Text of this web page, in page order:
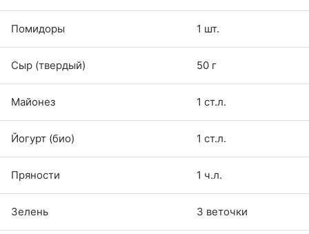
Помидоры 1 шт.
Сыр (твердый) 50 г
Майонез 1 ст.л.
Йогурт (био) 1 ст.л.
Пряности 1 ч.л.
Зелень 3 веточки